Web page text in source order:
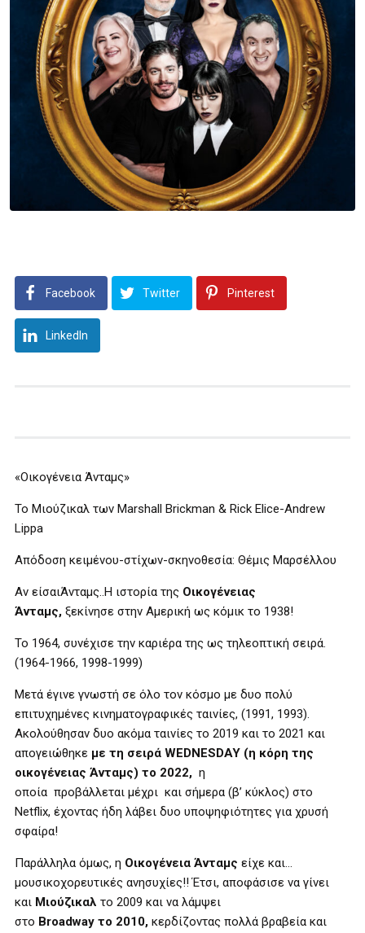
Facebook Twitter Pinterest
LinkedIn
«Οικογένεια Άνταμς»
Το Μιούζικαλ των Marshall Brickman & Rick Elice-Andrew
Lippa
Απόδοση κειμένου-στίχων-σκηνοθεσία: Θέμις Μαρσέλλου
Αν είσαιΆνταμς..Η ιστορία της Οικογένειας
Άνταμς, ξεκίνησε στην Αμερική ως κόμικ το 1938!
Το 1964, συνέχισε την καριέρα της ως τηλεοπτική σειρά.
(1964-1966, 1998-1999)
Μετά έγινε γνωστή σε όλο τον κόσμο με δυο πολύ
επιτυχημένες κινηματογραφικές ταινίες, (1991, 1993).
Ακολούθησαν δυο ακόμα ταινίες το 2019 και το 2021 και
απογειώθηκε με τη σειρά WEDNESDAY (η κόρη της
οικογένειας Άνταμς) το 2022, η
οποία προβάλλεται μέχρι και σήμερα (β’ κύκλος) στο
Netflix, έχοντας ήδη λάβει δυο υποψηφιότητες για χρυσή
σφαίρα!
Παράλληλα όμως, η Οικογένεια Άνταμς είχε και…
μουσικοχορευτικές ανησυχίες!! Έτσι, αποφάσισε να γίνει
και Μιούζικαλ το 2009 και να λάμψει
στο Broadway το 2010, κερδίζοντας πολλά βραβεία και